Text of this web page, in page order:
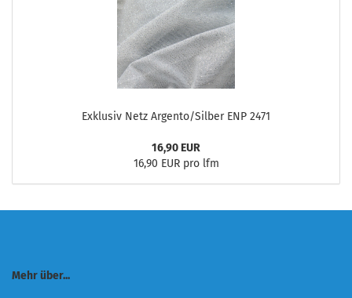
Exklusiv Netz Argento/Silber ENP 2471
16,90 EUR
16,90 EUR pro lfm
Mehr über...